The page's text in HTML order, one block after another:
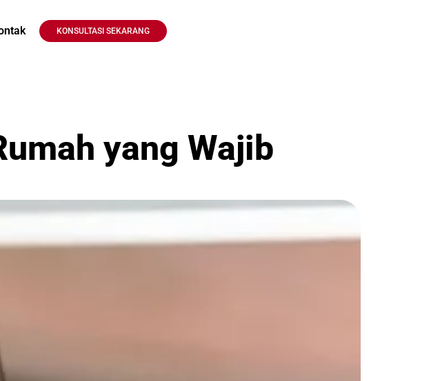
KONSULTASI SEKARANG
yang Wajib